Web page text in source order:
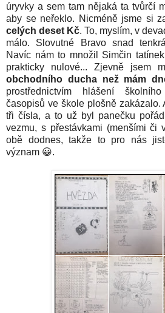
úryvky a sem tam nějaká ta tvůrčí
aby se neřeklo. Nicméně jsme si
celých deset Kč. To, myslím, v
málo. Slovutné Bravo snad
Navíc nám to množil Simčin
prakticky nulové... Zjevně jsem
obchodního ducha než mám
prostřednictvím hlášení
časopisů ve škole plošně zakázalo.
tři čísla, a to už byl panečku
vezmu, s přestávkami (menšími či
obě dodnes, takže to pro nás
význam 😀.